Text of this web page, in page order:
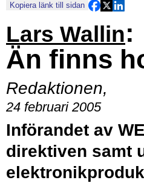
Kopiera länk till sidan
Lars Wallin:
Än finns
Redaktionen,
24 februari 2005
Införandet av
direktiven samt